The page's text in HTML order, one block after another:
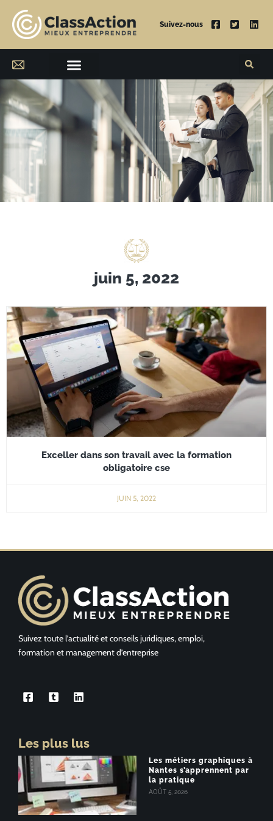
Suivez-nous
juin 5, 2022
Exceller dans son travail avec la formation
obligatoire cse
JUIN 5, 2022
Suivez toute l’actualité et conseils juridiques, emploi,
formation et management d’entreprise
Les plus lus
Les métiers graphiques à
Nantes s’apprennent par
la pratique
AOÛT 5, 2026